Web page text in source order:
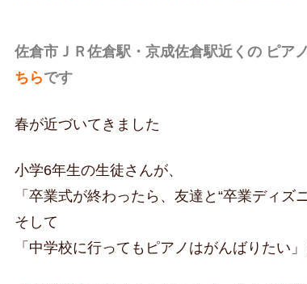
佐倉市ＪＲ佐倉駅・京成佐倉駅近くの ピア
ちらです
春が近づいてきました
小学6年生の生徒さんが、
「卒業式が終わったら、友達と“卒業ディ
そして
「中学校に行ってもピアノはがんばりたい